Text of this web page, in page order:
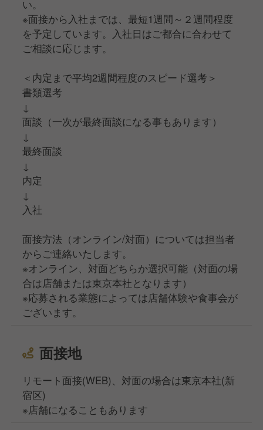
い。
※面接から入社までは、最短1週間～２週間程度
を予定しています。入社日はご都合に合わせて
ご相談に応じます。
＜内定まで平均2週間程度のスピード選考＞
書類選考
↓
面談（一次が最終面談になる事もあります）
↓
最終面談
↓
内定
↓
入社
面接方法（オンライン/対面）については担当者
からご連絡いたします。
※オンライン、対面どちらか選択可能（対面の場
合は店舗または東京本社となります）
※応募される業態によっては店舗体験や食事会が
ございます。
面接地
リモート面接(WEB)、対面の場合は東京本社(新
宿区)
※店舗になることもあります